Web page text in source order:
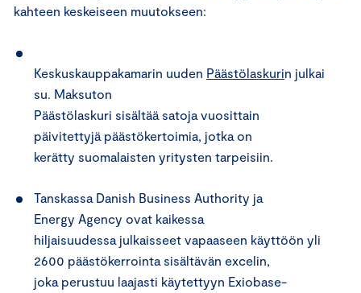
kahteen keskeiseen muutokseen:
Keskuskauppakamarin uuden Päästölaskurin julkai
su. Maksuton
Päästölaskuri sisältää satoja vuosittain
päivitettyjä päästökertoimia, jotka on
kerätty suomalaisten yritysten tarpeisiin.
Tanskassa Danish Business Authority ja
Energy Agency ovat kaikessa
hiljaisuudessa julkaisseet vapaaseen käyttöön yli
2600 päästökerrointa sisältävän excelin,
joka perustuu laajasti käytettyyn Exiobase-